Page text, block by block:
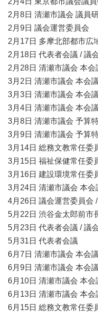
2月8日 清瀬市議会 議員
2月9日 議会運営委員会
2月17日 多摩北部都市広
2月18日 代表者会議 / 議
2月28日 清瀬市議会 本会
3月2日 清瀬市議会 本会
3月3日 清瀬市議会 本会
3月4日 清瀬市議会 本会
3月8日 清瀬市議会 予算
3月9日 清瀬市議会 予算
3月14日 総務文教常任委
3月15日 福祉保健常任委
3月16日 建設環境常任委
3月24日 清瀬市議会 本会
4月26日 議会運営委員会
5月22日 渋谷金太郎前市
5月23日 代表者会議 / 議
5月31日 代表者会議
6月7日 清瀬市議会 本会議
6月9日 清瀬市議会 本会
6月10日 清瀬市議会 本会
6月13日 清瀬市議会 本会
6月15日 総務文教常任委